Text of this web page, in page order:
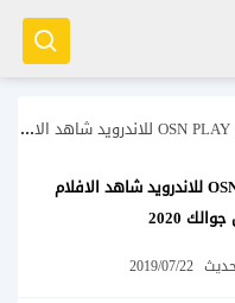
تحميل تطبيق OSN PLAY للاندرويد شاهد الافلام
2020
2019/07/22